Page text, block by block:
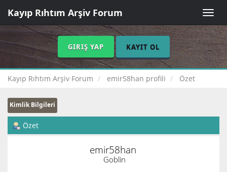
Toggle
Kayıp Rıhtım Arşiv Forum
GIRIŞ YAP KAYIT OL
Kayıp Rıhtım Arşiv Forum emir58han profili Özet
Kimlik Bilgileri
Özet
emir58han
Goblin